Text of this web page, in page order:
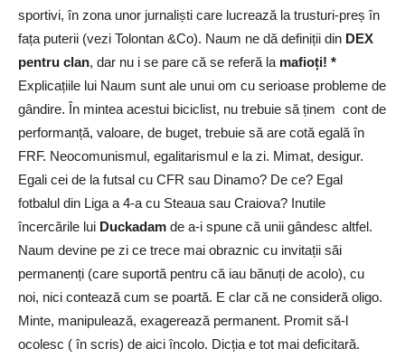
sportivi, în zona unor jurnaliști care lucrează la trusturi-preș în
fața puterii (vezi Tolontan &Co). Naum ne dă definiții din DEX
pentru clan, dar nu i se pare că se referă la mafioți! *
Explicațiile lui Naum sunt ale unui om cu serioase probleme de
gândire. În mintea acestui biciclist, nu trebuie să ținem cont de
performanță, valoare, de buget, trebuie să are cotă egală în
FRF. Neocomunismul, egalitarismul e la zi. Mimat, desigur.
Egali cei de la futsal cu CFR sau Dinamo? De ce? Egal
fotbalul din Liga a 4-a cu Steaua sau Craiova? Inutile
încercările lui Duckadam de a-i spune că unii gândesc altfel.
Naum devine pe zi ce trece mai obraznic cu invitații săi
permanenți (care suportă pentru că iau bănuți de acolo), cu
noi, nici contează cum se poartă. E clar că ne consideră oligo.
Minte, manipulează, exagerează permanent. Promit să-l
ocolesc ( în scris) de aici încolo. Dicția e tot mai deficitară.